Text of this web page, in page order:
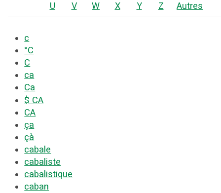
U
V W X Y Z Autres
c
°C
C
ca
Ca
$ CA
CA
ça
çà
cabale
cabaliste
cabalistique
caban